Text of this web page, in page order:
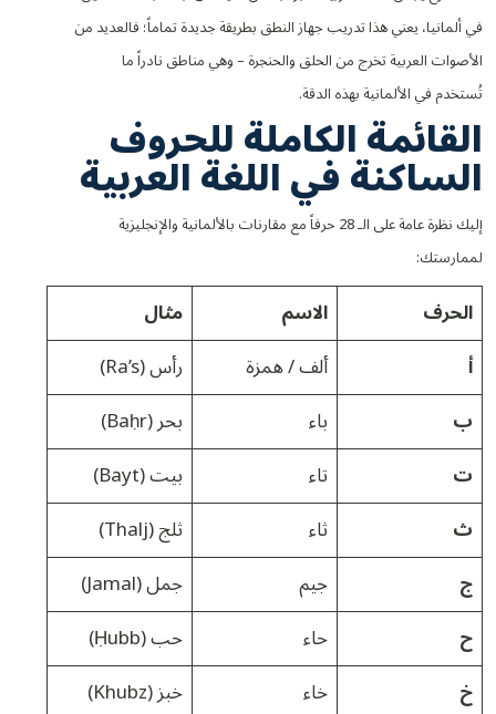
في ألمانيا، يعني هذا تدريب جهاز النطق بطريقة جديدة تماماً؛ فالعديد من
الأصوات العربية تخرج من الحلق والحنجرة – وهي مناطق نادراً ما
تُستخدم في الألمانية بهذه الدقة.
القائمة الكاملة للحروف
الساكنة في اللغة العربية
إليك نظرة عامة على الـ 28 حرفاً مع مقارنات بالألمانية والإنجليزية
لممارستك:
الحرف الاسم
مثال
أ
ألف / همزة
رأس (Ra’s)
ب
باء
بحر (Baḥr)
ت
تاء
بيت (Bayt)
ث
ثاء
ثلج (Thalj)
ج
جيم
جمل (Jamal)
ح
حاء
حب (Ḥubb)
خ
خاء
خبز (Khubz)